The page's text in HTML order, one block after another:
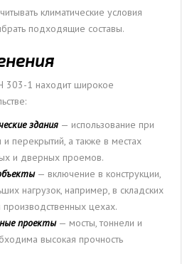
климатические условия
подходящие составы.
303-1 находит широкое
здания — использование при
и перекрытий, а также в местах
и дверных проемов.
— включение в конструкции,
нагрузок, например, в складских
цехах.
проекты— мосты, тоннели и
высокая прочность